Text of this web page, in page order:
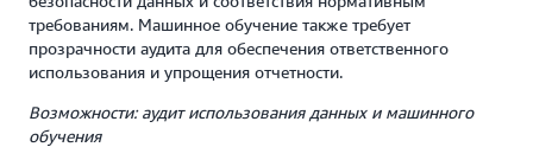
требованиям. Машинное обучение также требует
прозрачности аудита для обеспечения ответственного
использования и упрощения отчетности.
Возможности: аудит использования данных и машинного
обучения